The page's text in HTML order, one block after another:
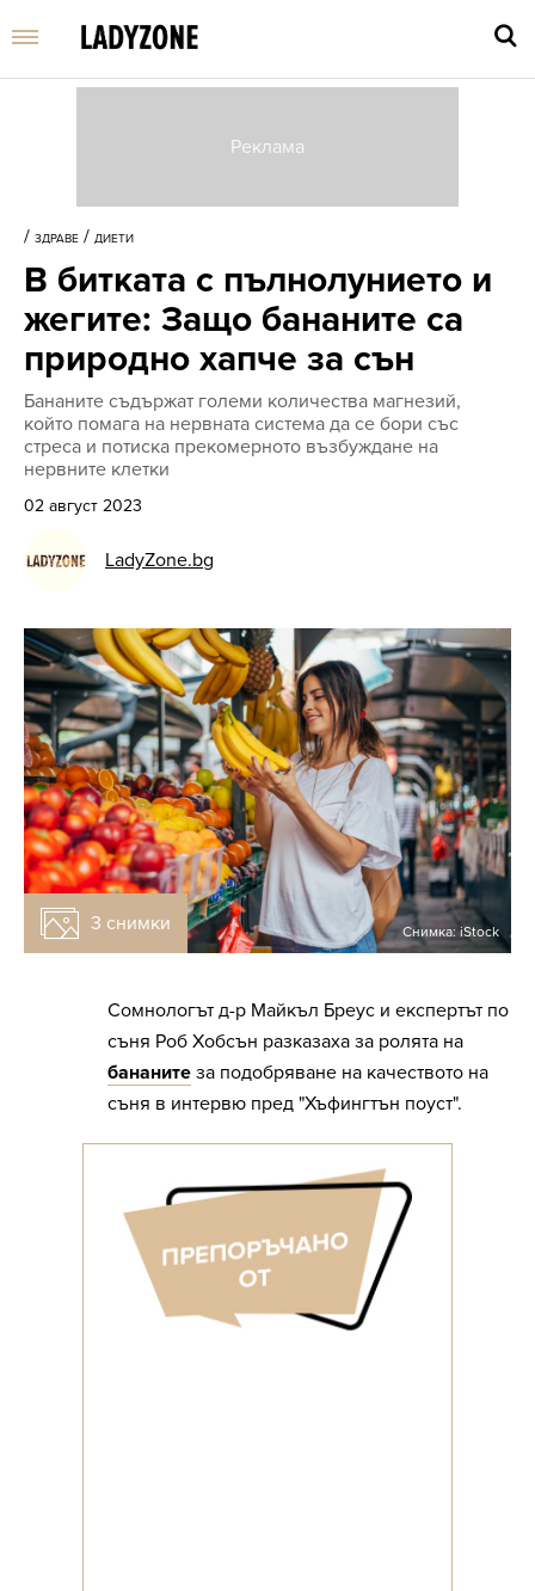
/ ЗДРАВЕ / ДИЕТИ
В битката с пълнолунието и
жегите: Защо бананите са
природно хапче за сън
Бананите съдържат големи количества магнезий,
който помага на нервната система да се бори със
стреса и потиска прекомерното възбуждане на
нервните клетки
02 август 2023
LadyZone.bg
3 снимки Снимка: iStock
Сомнологът д-р Майкъл Бреус и експертът по
съня Роб Хобсън разказаха за ролята на
бананите за подобряване на качеството на
съня в интервю пред "Хъфингтън поуст".